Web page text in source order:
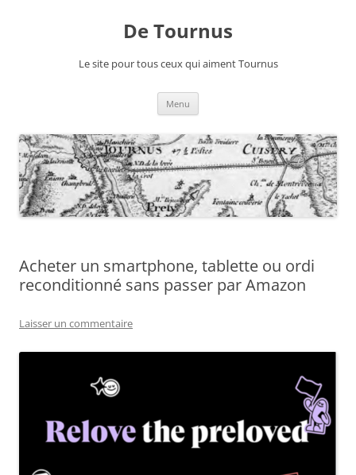
De Tournus
Le site pour tous ceux qui aiment Tournus
Menu
Acheter un smartphone, tablette ou ordi
reconditionné sans passer par Amazon
Laisser un commentaire